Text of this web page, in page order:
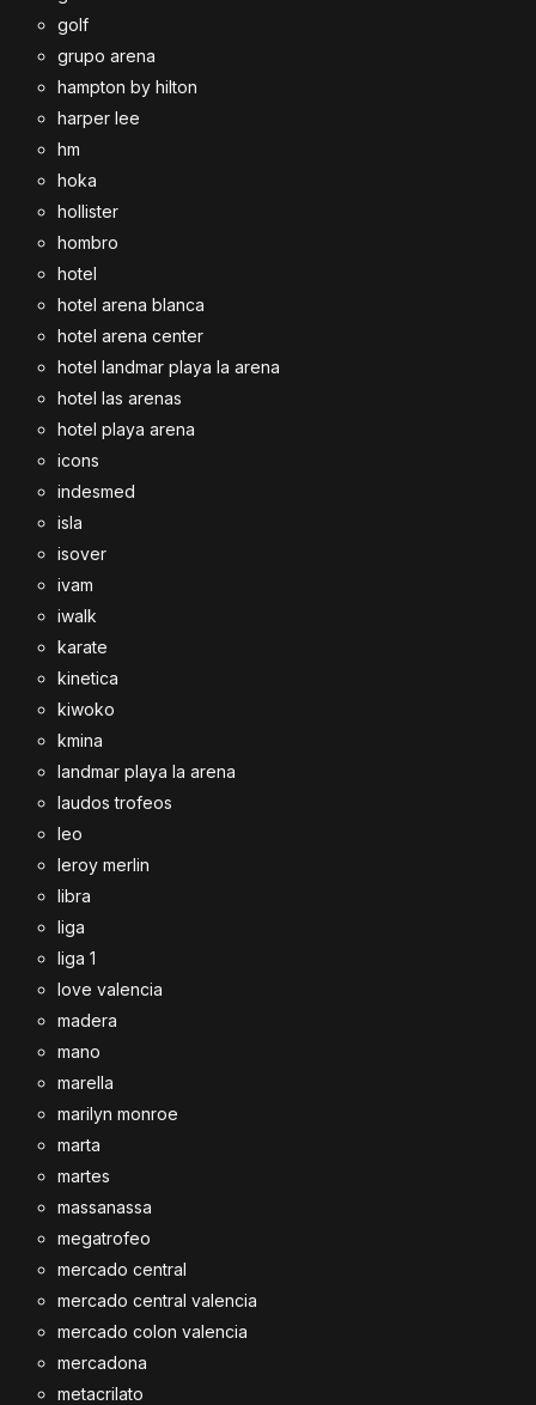
golf
grupo arena
hampton by hilton
harper lee
hm
hoka
hollister
hombro
hotel
hotel arena blanca
hotel arena center
hotel landmar playa la arena
hotel las arenas
hotel playa arena
icons
indesmed
isla
isover
ivam
iwalk
karate
kinetica
kiwoko
kmina
landmar playa la arena
laudos trofeos
leo
leroy merlin
libra
liga
liga 1
love valencia
madera
mano
marella
marilyn monroe
marta
martes
massanassa
megatrofeo
mercado central
mercado central valencia
mercado colon valencia
mercadona
metacrilato